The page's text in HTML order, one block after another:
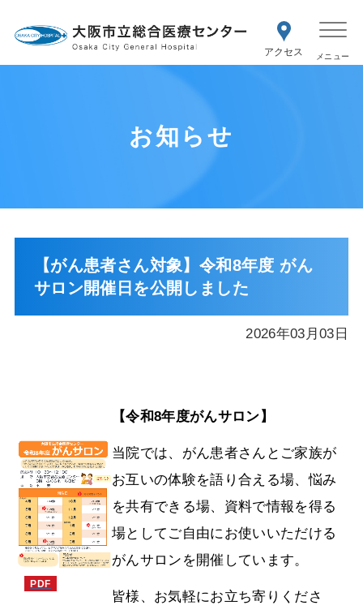
セス
お知らせ
【がん患者さん対象】令和8年度 がん
サロン開催日を公開しました
2026年03月03日
【令和8年度がんサロン】
当院では、がん患者さんとご家族が
お互いの体験を語り合える場、悩み
を共有できる場、資料で情報を得る
場としてご自由にお使いいただける
がんサロンを開催しています。
皆様、お気軽にお立ち寄りくださ
紹介状をお持ちの方はこちら
再診の予約変更はこちら